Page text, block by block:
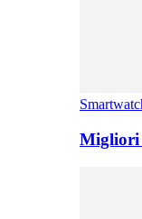
Migliori